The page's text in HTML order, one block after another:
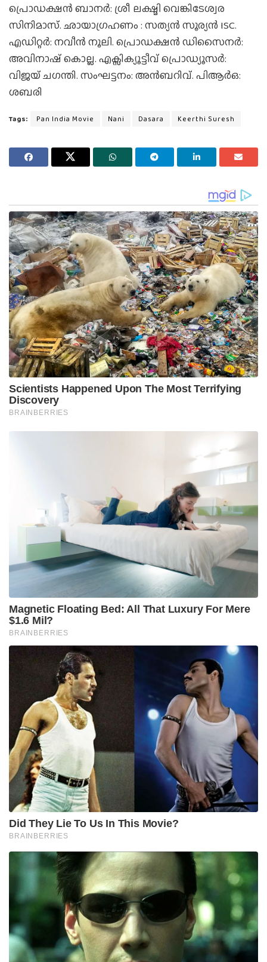
പ്രൊഡക്ഷൻ ബാനർ: ശ്രീ ലക്ഷ്മി വെങ്കിടേശ്വര
സിനിമാസ്. ഛായാഗ്രഹണം : സത്യൻ സൂര്യൻ ISC.
എഡിറ്റർ: നവീൻ നൂലി. പ്രൊഡക്ഷൻ ഡിസൈനർ:
അവിനാഷ് കൊല്ല. എക്സിക്യൂട്ടീവ് പ്രൊഡ്യൂസർ:
വിജയ് ചഗന്തി. സംഘട്ടനം: അൻബറിവ്. പിആർഒ:
ശബരി
Tags: Pan India Movie Nani Dasara Keerthi Suresh